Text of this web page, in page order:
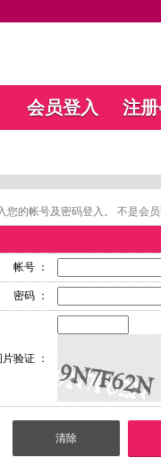
会员登入 注
您的帐号及密码登入。 不是会
帐号 ：
密码 ：
片验证 ：